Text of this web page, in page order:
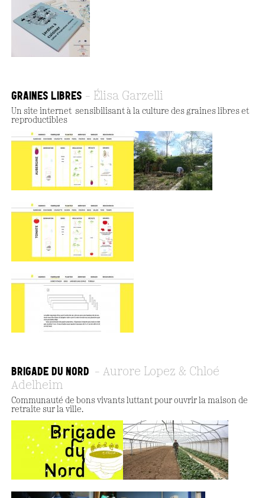
GRAINES LIBRES Élisa Garzelli
Un site internet sensibilisant à la culture des graines libres et
reproductibles
BRIGADE DU NORD
Aurore Lopez & Chloé
Adelheim
Communauté de bons vivants luttant pour ouvrir la maison de
retraite sur la ville.